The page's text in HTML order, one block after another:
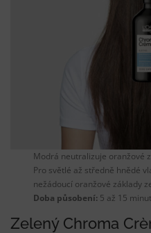
Modrá neutralizuje oranžové
Pro světlé až středně hnědé
nežádoucí oranžové základy
Doba působení: 5 až 15
Zelený Chroma